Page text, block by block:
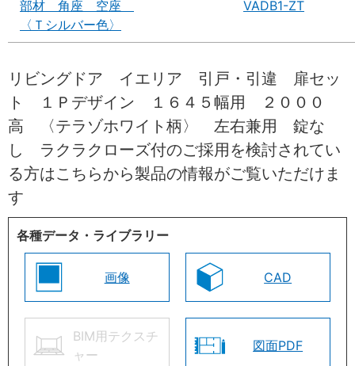
部材 角座 空座
〈Ｔシルバー色〉
VADB1-ZT
リビングドア イエリア 引戸・引違 扉セッ
ト １Ｐデザイン １６４５幅用 ２０００
高 〈テラゾホワイト柄〉 左右兼用 錠な
し ラクラクローズ付のご採用を検討されてい
る方はこちらから製品の情報がご覧いただけま
す
各種データ・ライブラリー
画像 CAD
BIM用テクスチ
ャー
図面PDF